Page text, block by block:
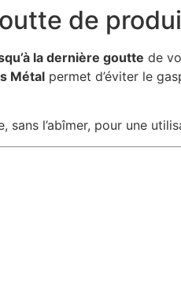
de
la dernière goutte de
Métal permet d’éviter le
sans l’abîmer, pour une